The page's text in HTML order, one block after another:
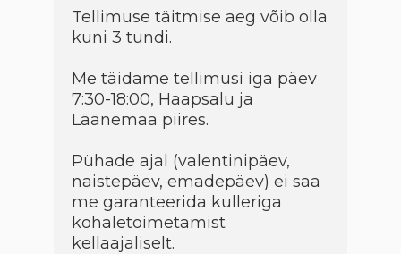
Tellimuse täitmise aeg võib olla
kuni 3 tundi.
Me täidame tellimusi iga päev
7:30-18:00, Haapsalu ja
Läänemaa piires.
Pühade ajal (valentinipäev,
naistepäev, emadepäev) ei saa
me garanteerida kulleriga
kohaletoimetamist
kellaajaliselt.